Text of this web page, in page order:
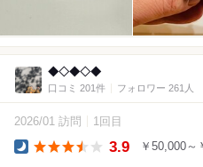
◆◇◆◇◆
口コミ 201件 フォロワー 261人
2026/01 訪問 1回目
3.9 ￥50,000～